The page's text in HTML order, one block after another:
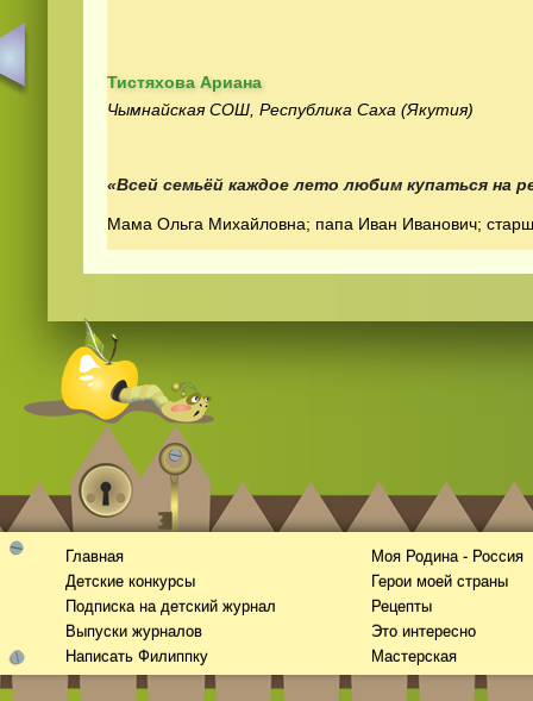
Тистяхова Ариана
Чымнайская СОШ, Республика Саха (Якутия)
«Всей семьёй каждое лето любим купаться на
Мама Ольга Михайловна; папа Иван Иванович;
Главная
Детские конкурсы
Подписка на детский журнал
Выпуски журналов
Написать Филиппку
Моя Родина - Россия
Герои моей страны
Рецепты
Это интересно
Мастерская
Смотреть видеоонлайн